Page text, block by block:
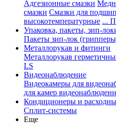
Адгезионные смазки
смазки Смазки для
высокотемпературные ...
Упаковка, пакеты, зип-
Пакеты зип-лок
Металлорукав и фитинги
Металлорукав
LS
Видеонаблюдение
Видеокамеры для
для камер
Кондиционеры и
Сплит-системы
Еще